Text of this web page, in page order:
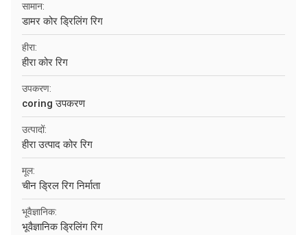
सामान:
डामर कोर ड्रिलिंग रिग
हीरा:
हीरा कोर रिग
उपकरण:
coring उपकरण
उत्पादों:
हीरा उत्पाद कोर रिग
मूल:
चीन ड्रिल रिग निर्माता
भूवैज्ञानिक:
भूवैज्ञानिक ड्रिलिंग रिग